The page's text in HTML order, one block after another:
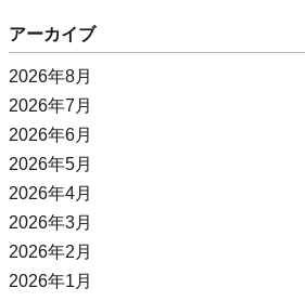
アーカイブ
2026年8月
2026年7月
2026年6月
2026年5月
2026年4月
2026年3月
2026年2月
2026年1月